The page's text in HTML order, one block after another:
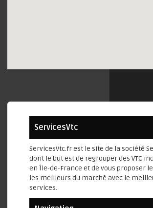
ServicesVtc
ServicesVtc.fr est le site de la société
dont le but est de regrouper des VTC
en Île-de-France et de vous proposer
les meilleurs du marché avec le
services.